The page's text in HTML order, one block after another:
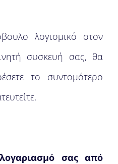
λογισμικό στον
συσκευή σας, θα
το συντομότερο
σας από